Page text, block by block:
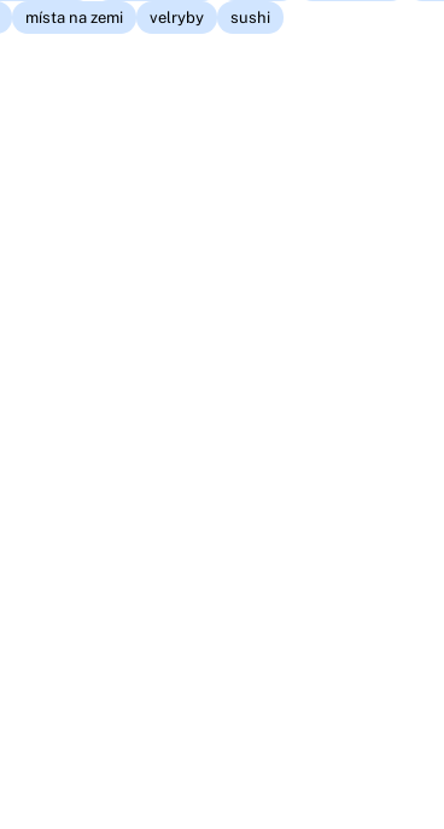
místa na zemi velryby sushi